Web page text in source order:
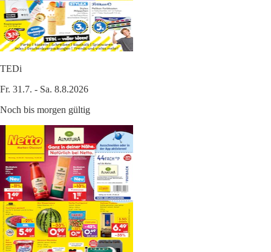
TEDi
Fr. 31.7. - Sa. 8.8.2026
Noch bis morgen gültig